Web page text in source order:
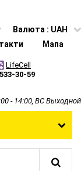
Валюта : UAH
Мапа
LifeCell
30-59
- 14:00, ВС Выходной